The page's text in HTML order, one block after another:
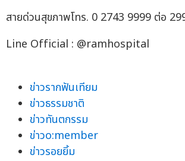
สายด่วนสุขภาพโทร. 0 2743 9999 ต่อ
Line Official : @ramhospital
ข่าวรากฟันเทียม
ข่าวธรรมชาติ
ข่าวทันตกรรม
ข่าวo:member
ข่าวรอยยิ้ม